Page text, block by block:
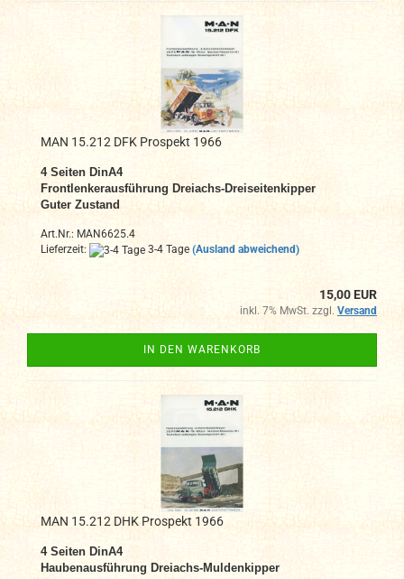
MAN 15.212 DFK Prospekt 1966
4 Seiten DinA4
Frontlenkerausführung Dreiachs-Dreiseitenkipper
Guter Zustand
Art.Nr.: MAN6625.4
Lieferzeit:
3-4 Tage (Ausland abweichend)
15,00 EUR
inkl. 7% MwSt. zzgl. Versand
IN DEN WARENKORB
MAN 15.212 DHK Prospekt 1966
4 Seiten DinA4
Haubenausführung Dreiachs-Muldenkipper